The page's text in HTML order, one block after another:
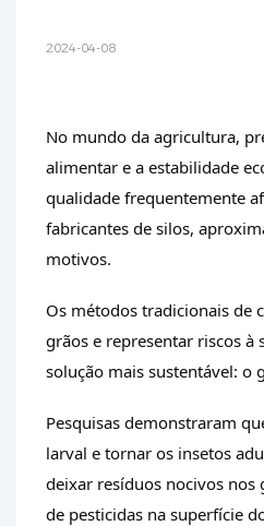
2024-04-08
No mundo da agricultura,
alimentar e a estabilidade
qualidade frequentemente
fabricantes de silos,
motivos.
Os métodos tradicionais de
grãos e representar riscos à
solução mais sustentável: o
Pesquisas demonstraram
larval e tornar os insetos
deixar resíduos nocivos nos
de pesticidas na superfície